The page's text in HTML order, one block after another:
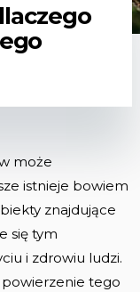
może
istnieje bowiem
znajdujące
się tym
i zdrowiu ludzi.
tego